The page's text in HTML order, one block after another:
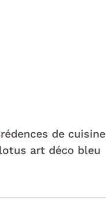
de cuisine
lotus art déco bleu